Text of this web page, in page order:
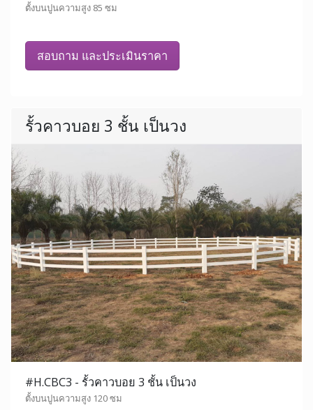
ตั้งบนปูนความสูง 85 ซม
สอบถาม และประเมินราคา
รั้วคาวบอย 3 ชั้น เป็นวง
#H.CBC3 - รั้วคาวบอย 3 ชั้น เป็นวง
ตั้งบนปูนความสูง 120 ซม